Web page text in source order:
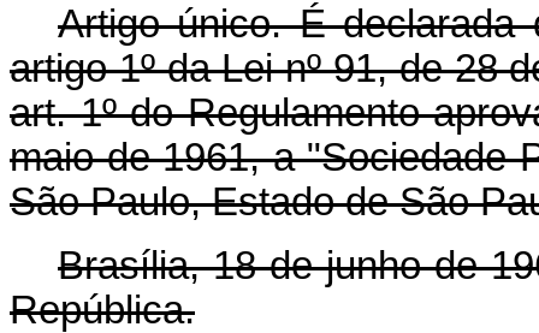
Artigo único. É declarada
artigo 1º da Lei nº 91, de 28
art. 1º do Regulamento
maio de 1961, a "Sociedade
São Paulo, Estado de São
Brasília, 18 de junho de
República.